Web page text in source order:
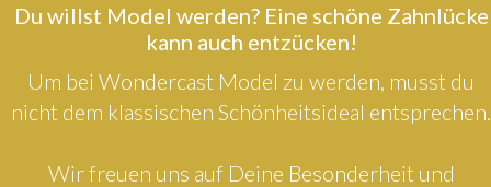
Du willst Model werden? Eine schöne Zahnlücke
kann auch entzücken!
Um bei Wondercast Model zu werden, musst du
nicht dem klassischen Schönheitsideal entsprechen.
Wir freuen uns auf Deine Besonderheit und